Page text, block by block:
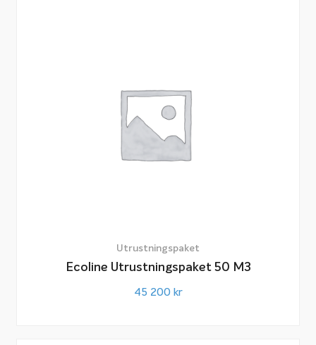
Utrustningspaket
Ecoline Utrustningspaket 50 M3
45 200 kr